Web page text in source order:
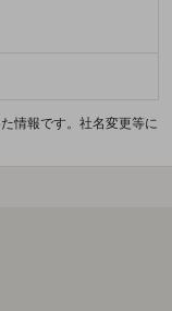
情報です。社名変更等に